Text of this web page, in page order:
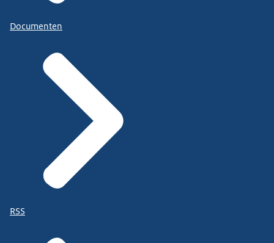
Documenten
RSS